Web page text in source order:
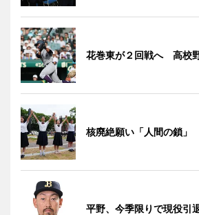
花巻東が２回戦へ 高校
核廃絶願い「人間の鎖」
平野、今季限りで現役